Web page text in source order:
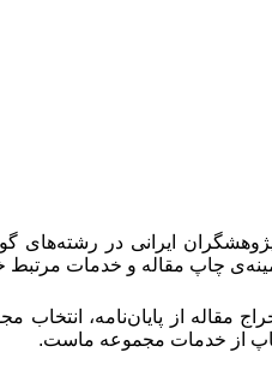
ایرانی در
چاپ مقاله و خدمات مرتبط
مقاله از پایان‌نامه، انتخاب
چاپ از خدمات مجموعه ماست.